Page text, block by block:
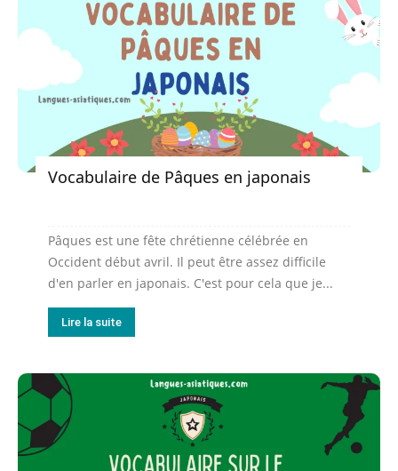
Vocabulaire de Pâques en japonais
Pâques est une fête chrétienne célébrée en
Occident début avril. Il peut être assez difficile
d'en parler en japonais. C'est pour cela que je...
Lire la suite